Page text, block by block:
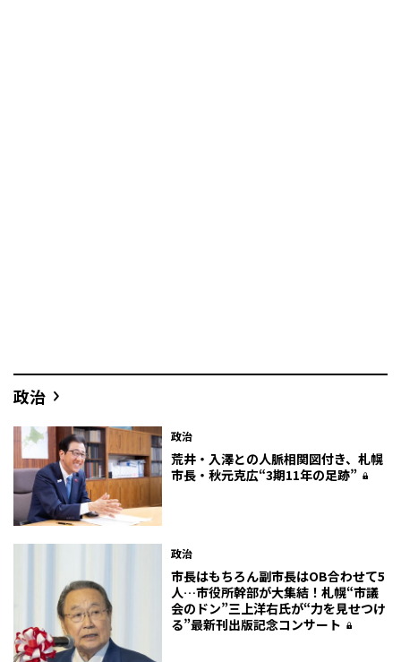
政治
政治
荒井・入澤との人脈相関図付き、札幌
市長・秋元克広“3期11年の足跡”
政治
市長はもちろん副市長はOB合わせて5
人…市役所幹部が大集結！札幌“市議
会のドン”三上洋右氏が“力を見せつけ
る”最新刊出版記念コンサート